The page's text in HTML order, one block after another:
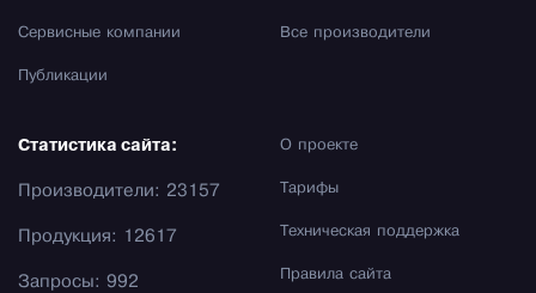
Сервисные компании
Публикации
Все производители
О проекте
Тарифы
Техническая поддержка
Правила сайта
Статистика сайта:
Производители: 23157
Продукция: 12617
Запросы: 992